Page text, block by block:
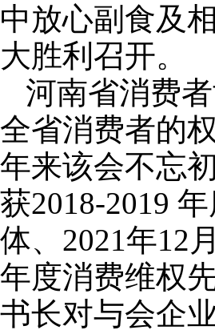
中放心副食及
大胜利召开。
河南省消费
全省消费者的
年来该会不忘
获2018-2019
体、2021年12
年度消费维权
书长对与会企